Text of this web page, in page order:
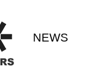
NEWS